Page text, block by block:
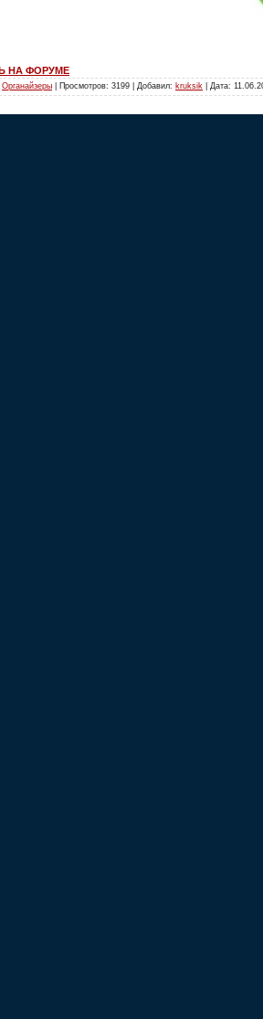
НА ФОРУМЕ
Органайзеры | Просмотров: 3199 | Добавил: kruksik | Дата: